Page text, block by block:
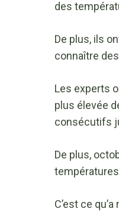
des
De plus, ils
connaître
Les experts
plus élevée
consécutifs
De plus,
C’est ce